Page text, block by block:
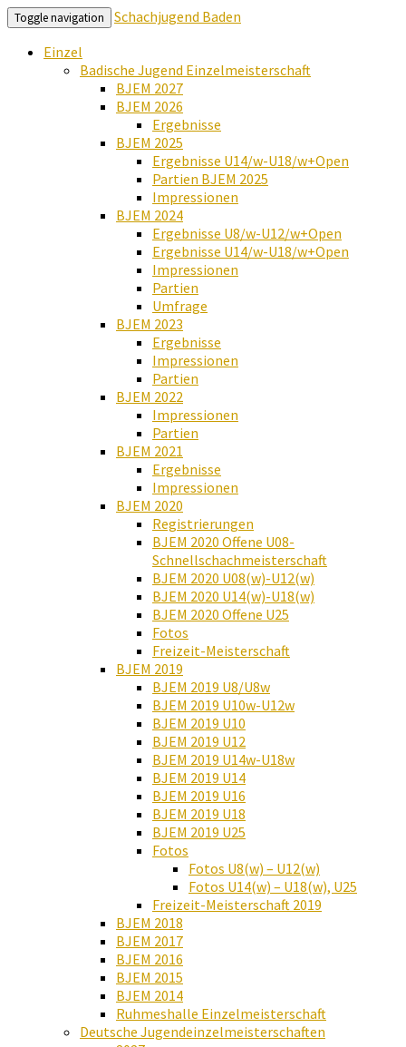
Toggle navigation
Schachjugend Baden
Einzel
Badische Jugend Einzelmeisterschaft
BJEM 2027
BJEM 2026
Ergebnisse
BJEM 2025
Ergebnisse U14/w-U18/w+Open
Partien BJEM 2025
Impressionen
BJEM 2024
Ergebnisse U8/w-U12/w+Open
Ergebnisse U14/w-U18/w+Open
Impressionen
Partien
Umfrage
BJEM 2023
Ergebnisse
Impressionen
Partien
BJEM 2022
Impressionen
Partien
BJEM 2021
Ergebnisse
Impressionen
BJEM 2020
Registrierungen
BJEM 2020 Offene U08-
Schnellschachmeisterschaft
BJEM 2020 U08(w)-U12(w)
BJEM 2020 U14(w)-U18(w)
BJEM 2020 Offene U25
Fotos
Freizeit-Meisterschaft
BJEM 2019
BJEM 2019 U8/U8w
BJEM 2019 U10w-U12w
BJEM 2019 U10
BJEM 2019 U12
BJEM 2019 U14w-U18w
BJEM 2019 U14
BJEM 2019 U16
BJEM 2019 U18
BJEM 2019 U25
Fotos
Fotos U8(w) – U12(w)
Fotos U14(w) – U18(w), U25
Freizeit-Meisterschaft 2019
BJEM 2018
BJEM 2017
BJEM 2016
BJEM 2015
BJEM 2014
Ruhmeshalle Einzelmeisterschaft
Deutsche Jugendeinzelmeisterschaften